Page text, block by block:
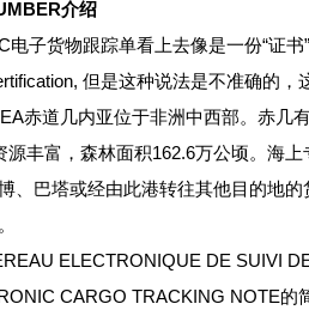
介绍
电子货物跟踪单看上去像是一份“证
但是这种说法是不准确的，
赤道几内亚位于非洲中西部。赤几
源丰富，森林面积162.6万公顷。海
、巴塔或经由此港转往其他目的地
ELECTRONIQUE DE SUIVI
CARGO TRACKING NOTE的